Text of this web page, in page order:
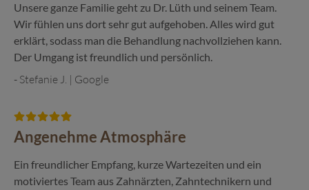
Unsere ganze Familie geht zu Dr. Lüth und seinem Team.
Wir fühlen uns dort sehr gut aufgehoben. Alles wird gut
erklärt, sodass man die Behandlung nachvollziehen kann.
Der Umgang ist freundlich und persönlich.
- Stefanie J. | Google
Angenehme Atmosphäre
Ein freundlicher Empfang, kurze Wartezeiten und ein
motiviertes Team aus Zahnärzten, Zahntechnikern und